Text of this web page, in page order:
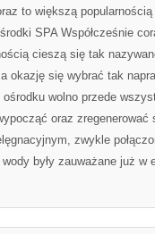
DOMU
to większą
SPA Współcześnie
cieszą się tak
okazję się wybrać tak
wolno przede
oraz zregenerować
zwykle
były zauważane już w